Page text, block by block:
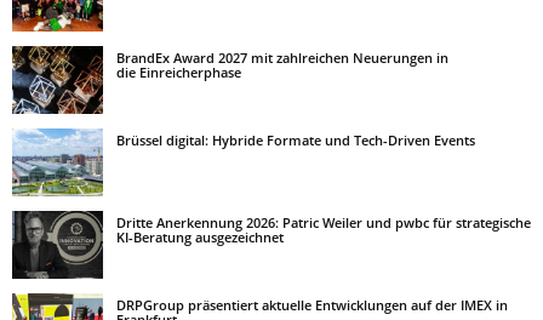
BrandEx Award 2027 mit zahlreichen Neuerungen in
die Einreicherphase
Brüssel digital: Hybride Formate und Tech-Driven Events
Dritte Anerkennung 2026: Patric Weiler und pwbc für strategische
KI-Beratung ausgezeichnet
DRPGroup präsentiert aktuelle Entwicklungen auf der IMEX in